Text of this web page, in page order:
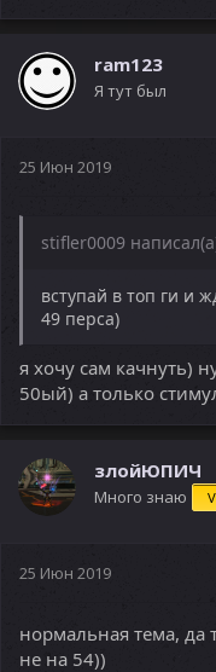
ram123
Я тут был
25 Июн 2019
stifler0009
вступай в топ ги и
49 перса)
я хочу сам качнуть)
50ый) а только
злойЮПИЧ
Много знаю
25 Июн 2019
нормальная тема, да
не на 54))